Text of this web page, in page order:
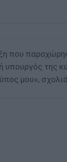
που
υπουργός της
μου»,